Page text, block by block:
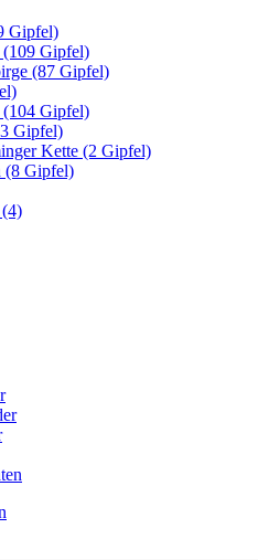
Gipfel)
(109 Gipfel)
(87 Gipfel)
(104 Gipfel)
Gipfel)
Kette (2 Gipfel)
(8 Gipfel)